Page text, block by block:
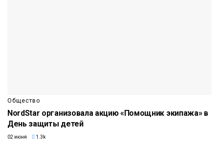
Общество
NordStar организовала акцию «Помощник экипажа» в
День защиты детей
02 июня 1.3k